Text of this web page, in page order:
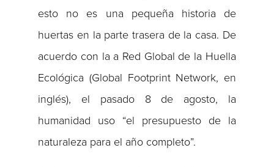
esto no es una pequeña historia de
huertas en la parte trasera de la casa. De
acuerdo con la a Red Global de la Huella
Ecológica (Global Footprint Network, en
inglés), el pasado 8 de agosto, la
humanidad uso “el presupuesto de la
naturaleza para el año completo”.